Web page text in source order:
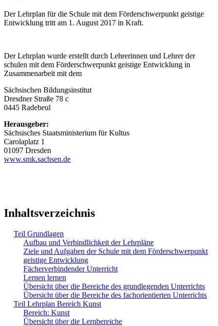
Der Lehrplan für die Schule mit dem Förderschwerpunkt geistige
Entwicklung tritt am 1. August 2017 in Kraft.
Der Lehrplan wurde erstellt durch Lehrerinnen und Lehrer der
schulen mit dem Förderschwerpunkt geistige Entwicklung in
Zusammenarbeit mit dem
Sächsischen Bildungsinstitut
Dresdner Straße 78 c
0445 Radebeul
Herausgeber:
Sächsisches Staatsministerium für Kultus
Carolaplatz 1
01097 Dresden
www.smk.sachsen.de
Inhaltsverzeichnis
Teil Grundlagen
Aufbau und Verbindlichkeit der Lehrpläne
Ziele und Aufgaben der Schule mit dem Förderschwerpunkt
geistige Entwicklung
Fächerverbindender Unterricht
Lernen lernen
Übersicht über die Bereiche des grundlegenden Unterrichts
Übersicht über die Bereiche des fachorientierten Unterrichts
Teil Lehrplan Bereich Kunst
Bereich: Kunst
Übersicht über die Lernbereiche